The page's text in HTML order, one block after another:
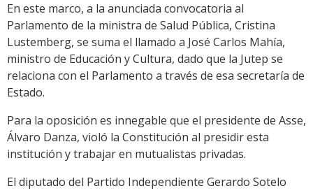
En este marco, a la anunciada convocatoria al
Parlamento de la ministra de Salud Pública, Cristina
Lustemberg, se suma el llamado a José Carlos Mahía,
ministro de Educación y Cultura, dado que la Jutep se
relaciona con el Parlamento a través de esa secretaría de
Estado.
Para la oposición es innegable que el presidente de Asse,
Álvaro Danza, violó la Constitución al presidir esta
institución y trabajar en mutualistas privadas.
El diputado del Partido Independiente Gerardo Sotelo